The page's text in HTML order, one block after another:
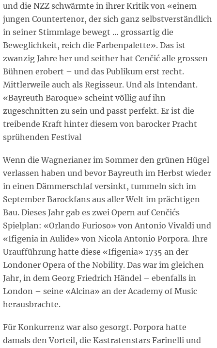
und die NZZ schwärmte in ihrer Kritik von «einem
jungen Countertenor, der sich ganz selbstverständlich
in seiner Stimmlage bewegt … grossartig die
Beweglichkeit, reich die Farbenpalette». Das ist
zwanzig Jahre her und seither hat Cenčić alle grossen
Bühnen erobert – und das Publikum erst recht.
Mittlerweile auch als Regisseur. Und als Intendant.
«Bayreuth Baroque» scheint völlig auf ihn
zugeschnitten zu sein und passt perfekt. Er ist die
treibende Kraft hinter diesem von barocker Pracht
sprühenden Festival
Wenn die Wagnerianer im Sommer den grünen Hügel
verlassen haben und bevor Bayreuth im Herbst wieder
in einen Dämmerschlaf versinkt, tummeln sich im
September Barockfans aus aller Welt im prächtigen
Bau. Dieses Jahr gab es zwei Opern auf Cenčićs
Spielplan: «Orlando Furioso» von Antonio Vivaldi und
«Ifigenia in Aulide» von Nicola Antonio Porpora. Ihre
Uraufführung hatte diese «Ifigenia» 1735 an der
Londoner Opera of the Nobility. Das war im gleichen
Jahr, in dem Georg Friedrich Händel – ebenfalls in
London – seine «Alcina» an der Academy of Music
herausbrachte.
Für Konkurrenz war also gesorgt. Porpora hatte
damals den Vorteil, die Kastratenstars Farinelli und